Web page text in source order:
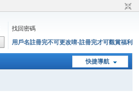
找回密碼
用戶名註冊完不可更改唷-註冊完才可觀賞福利
快捷導航